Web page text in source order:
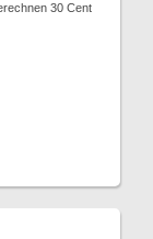
30 Cent